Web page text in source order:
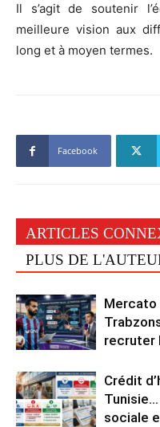
Il s’agit de soutenir
meilleure vision aux
long et à moyen termes.
Facebook
ARTICLES
PLUS DE
Mercato
recruter
Crédit
sociale